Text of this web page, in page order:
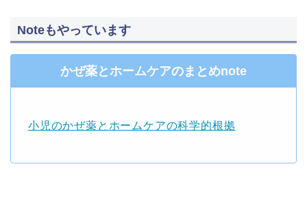
Noteもやっています
かぜ薬とホームケアのまとめnote
小児のかぜ薬とホームケアの科学的根拠